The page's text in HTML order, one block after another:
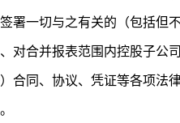
署一切与之有关的（包括但不
对合并报表范围内控股子公
合同、协议、凭证等各项法